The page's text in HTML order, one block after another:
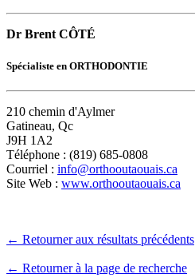
Dr Brent CÔTÉ
Spécialiste en ORTHODONTIE
210 chemin d'Aylmer
Gatineau, Qc
J9H 1A2
Téléphone : (819) 685-0808
Courriel : info@orthooutaouais.ca
Site Web : www.orthooutaouais.ca
← Retourner aux résultats précédents
← Retourner à la page de recherche